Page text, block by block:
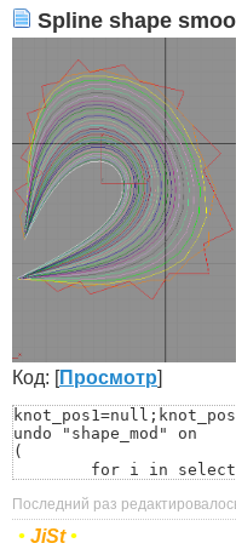
Spline shape
Код: [Просмотр]
undo "shape_mod" on
(
	S_C = copy i; S_C.name = uniquename (i.name+"_mod")
	convertToSplineShape S_C
Последний раз
• JiSt•